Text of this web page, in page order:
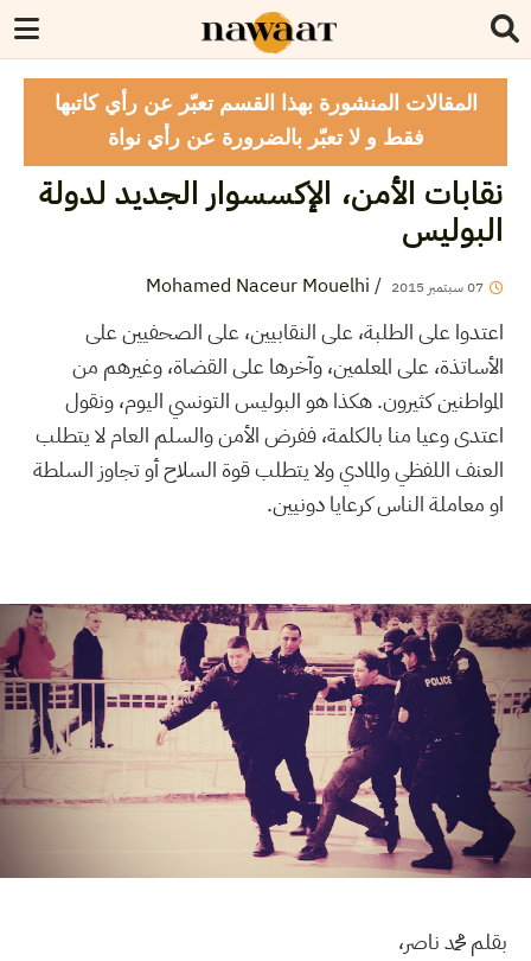
المقالات المنشورة بهذا القسم تعبّر عن رأي كاتبها
فقط و لا تعبّر بالضرورة عن رأي نواة
نقابات الأمن، الإكسسوار الجديد لدولة
البوليس
07سبتمبر 2015
/
Mohamed Naceur Mouelhi
اعتدوا على الطلبة، على النقابيين، على الصحفيين على
الأساتذة، على المعلمين، وآخرها على القضاة، وغيرهم من
المواطنين كثيرون. هكذا هو البوليس التونسي اليوم، ونقول
اعتدى وعيا منا بالكلمة، ففرض الأمن والسلم العام لا يتطلب
العنف اللفظي والمادي ولا يتطلب قوة السلاح أو تجاوز السلطة
او معاملة الناس كرعايا دونيين.
بقلم محمد ناصر،